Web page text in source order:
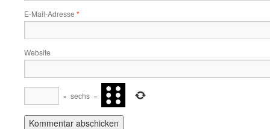
E-Mail-Adresse *
Website
× sechs =